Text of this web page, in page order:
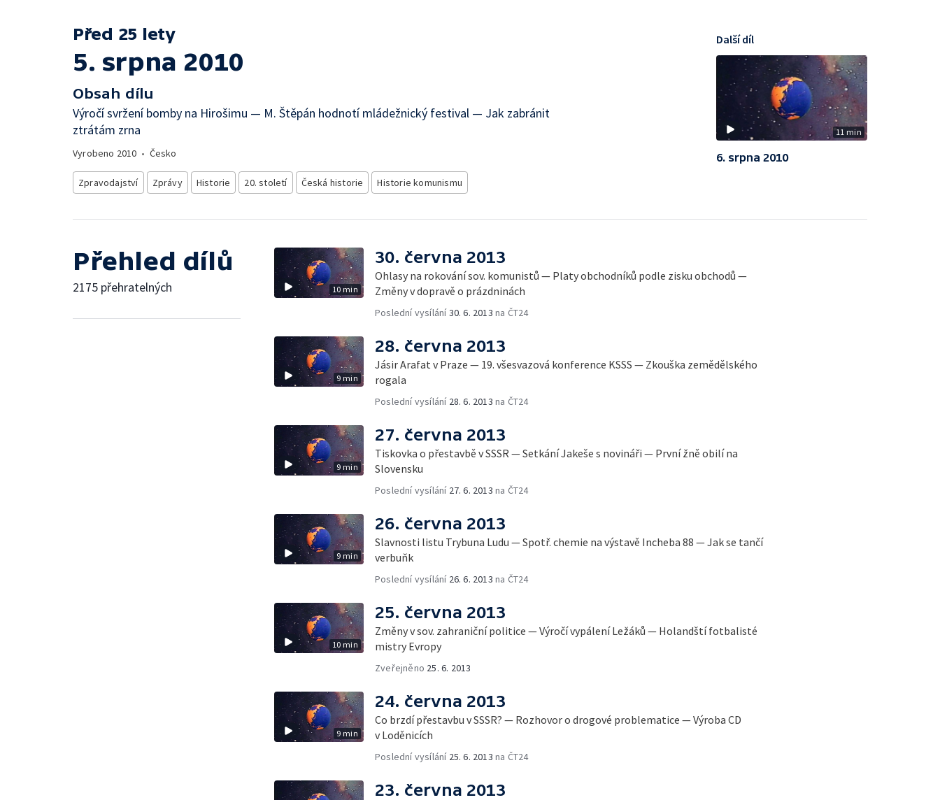
Před 25 lety
5. srpna 2010
Obsah dílu
Výročí svržení bomby na Hirošimu — M. Štěpán hodnotí mládežnický festival — Jak zabránit
ztrátám zrna
Vyrobeno 2010 • Česko
Zpravodajství Zprávy Historie 20. století Česká historie Historie komunismu
11 min
Další díl
6. srpna 2010
Přehled dílů
2175 přehratelných 10 min
30. června 2013
Ohlasy na rokování sov. komunistů — Platy obchodníků podle zisku obchodů —
Změny v dopravě o prázdninách
Poslední vysílání30. 6. 2013 na ČT24
9 min
28. června 2013
Jásir Arafat v Praze — 19. všesvazová konference KSSS — Zkouška zemědělského
rogala
Poslední vysílání 28. 6. 2013 na ČT24
9 min
27. června 2013
Tiskovka o přestavbě v SSSR — Setkání Jakeše s novináři — První žně obilí na
Slovensku
Poslední vysílání 27. 6. 2013 na ČT24
9 min
26. června 2013
Slavnosti listu Trybuna Ludu — Spotř. chemie na výstavě Incheba 88 — Jak se tančí
verbuňk
Poslední vysílání 26. 6. 2013 na ČT24
10 min
25. června 2013
Změny v sov. zahraniční politice — Výročí vypálení Ležáků — Holandští fotbalisté
mistry Evropy
Zveřejněno 25. 6. 2013
9 min
24. června 2013
Co brzdí přestavbu v SSSR? — Rozhovor o drogové problematice — Výroba CD
v Loděnicích
Poslední vysílání 25. 6. 2013 na ČT24
23. června 2013